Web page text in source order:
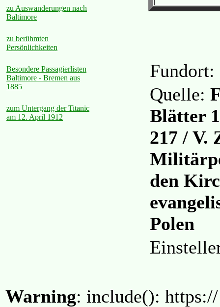
zu Auswanderungen nach
Baltimore
zu berühmten
Persönlichkeiten
Besondere Passagierlisten
Baltimore - Bremen aus
1885
zum Untergang der Titanic
am 12. April 1912
Fundort:
Quelle:
Blätter
217 / V.
den
Polen
Warning: include():